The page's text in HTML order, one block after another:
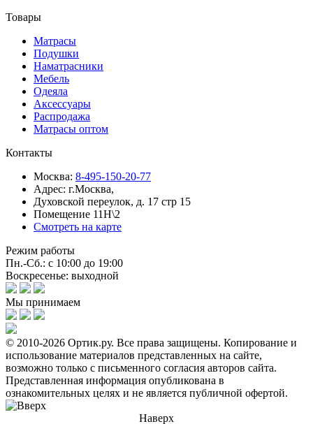
Товары
Матрасы
Подушки
Наматрасники
Мебель
Одеяла
Аксессуары
Распродажа
Матрасы оптом
Контакты
Москва: 8-495-150-20-77
Адрес: г.Москва,
Духовской переулок, д. 17 стр 15
Помещение 11Н\2
Смотреть на карте
Режим работы
Пн.-Сб.: с 10:00 до 19:00
Воскресенье: выходной
Мы принимаем
© 2010-2026 Ортик.ру. Все права защищены. Копирование и
использование материалов представленных на сайте,
возможно только с письменного согласия авторов сайта.
Представленная информация опубликована в
ознакомительных целях и не является публичной офертой.
Наверх